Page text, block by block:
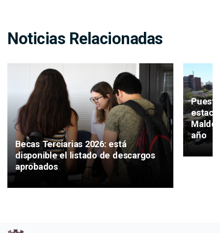
Noticias Relacionadas
Becas Terciarias 2026: está
disponible el listado de descargos
aprobados
año